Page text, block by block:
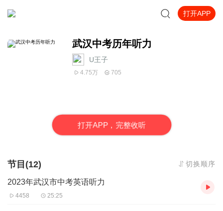
打开APP
武汉中考历年听力
U王子
4.75万 705
打开APP，完整收听
节目(12) 切换顺序
2023年武汉市中考英语听力
4458 25:25